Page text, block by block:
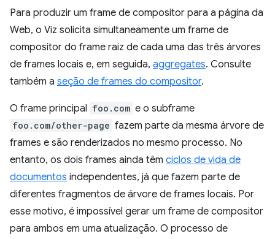
Para produzir um frame de compositor para a página da
Web, o Viz solicita simultaneamente um frame de
compositor do frame raiz de cada uma das três árvores
de frames locais e, em seguida, aggregates. Consulte
também a seção de frames do compositor.
O frame principal foo.com e o subframe
foo.com/other-page fazem parte da mesma árvore de
frames e são renderizados no mesmo processo. No
entanto, os dois frames ainda têm ciclos de vida de
documentos independentes, já que fazem parte de
diferentes fragmentos de árvore de frames locais. Por
esse motivo, é impossível gerar um frame de compositor
para ambos em uma atualização. O processo de